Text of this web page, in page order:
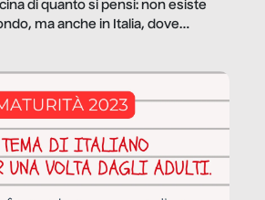
di quanto si pensi: non esiste
ma anche in Italia, dove